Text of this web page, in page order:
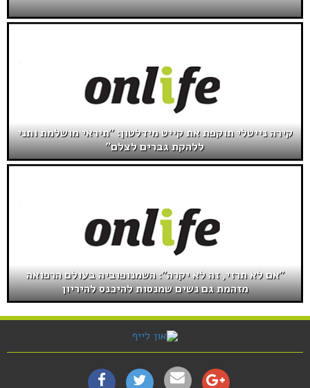
קירה נייטלי תוקפת את קייט מידלטון: "תיראי מושלמת ותני
ללהקת גברים לצלם"
"אם לא תרזי, זה לא יקרה": השמנופוביה בעולם הרפואה
מזהמת גם נשים שמנסות להיכנס להיריון